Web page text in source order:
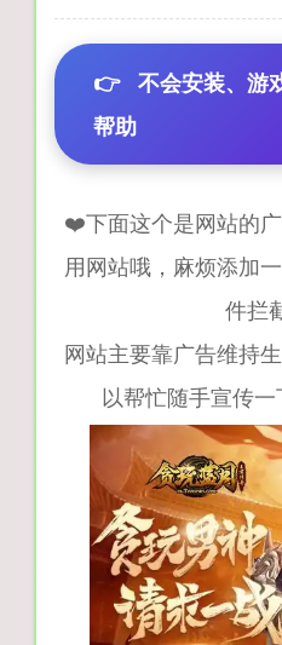
👉 不会安装、游
帮助
❤️下面这个是网站的
用网站哦，麻烦添加
件拦
网站主要靠广告维持
以帮忙随手宣传